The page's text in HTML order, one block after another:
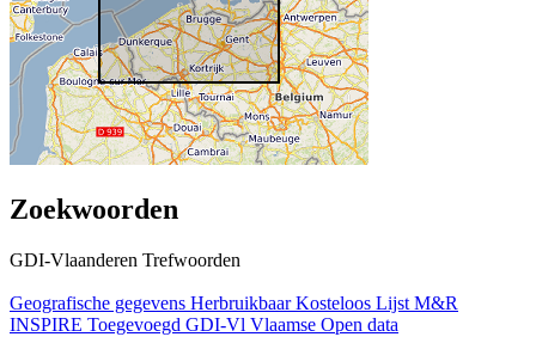
Zoekwoorden
GDI-Vlaanderen Trefwoorden
Geografische gegevens Herbruikbaar Kosteloos Lijst M&R
INSPIRE Toegevoegd GDI-Vl Vlaamse Open data